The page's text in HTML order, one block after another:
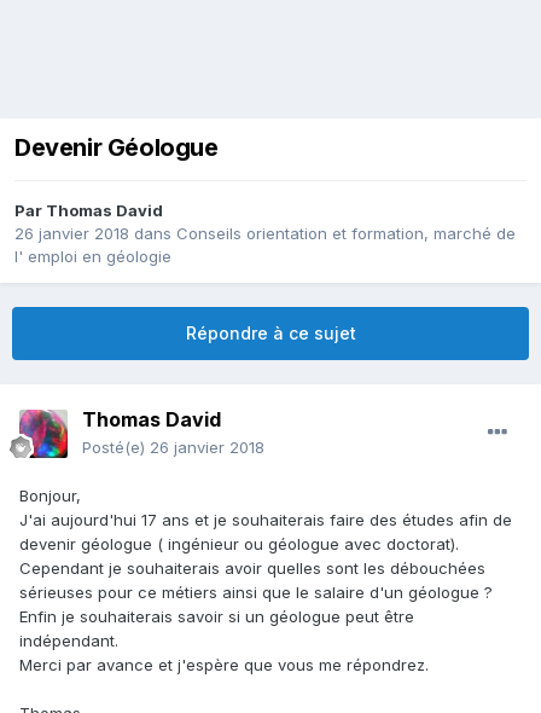
Devenir Géologue
Par Thomas David
26 janvier 2018 dans Conseils orientation et formation, marché de
l' emploi en géologie
Répondre à ce sujet
Thomas David
Posté(e) 26 janvier 2018
Bonjour,
J'ai aujourd'hui 17 ans et je souhaiterais faire des études afin de
devenir géologue ( ingénieur ou géologue avec doctorat).
Cependant je souhaiterais avoir quelles sont les débouchées
sérieuses pour ce métiers ainsi que le salaire d'un géologue ?
Enfin je souhaiterais savoir si un géologue peut être
indépendant.
Merci par avance et j'espère que vous me répondrez.